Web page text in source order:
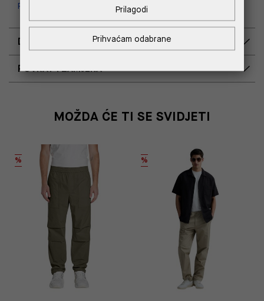
Replay Outlet Store, Split
DOSTAVA
POVRAT I ZAMJENA
MOŽDA ĆE TI SE SVIDJETI
% %
Prihvaćam odabrane
Prilagodi